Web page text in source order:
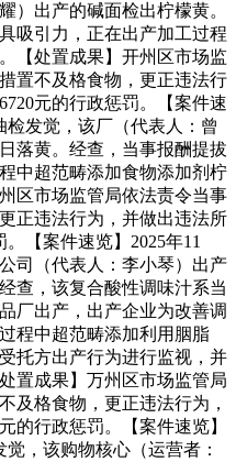
）出产的碱面检出柠檬黄。
吸引力，正在出产加工过程
【处置成果】开州区市场监
置不及格食物，更正违法行
元的行政惩罚。【案件速
检发觉，该厂（代表人：曾
落黄。经查，当事报酬提拔
中超范畴添加食物添加剂柠
区市场监管局依法责令当事
正违法行为，并做出违法所
【案件速览】2025年11
司（代表人：李小琴）出产
查，该复合酸性调味汁系当
厂出产，出产企业为改善调
程中超范畴添加利用胭脂
托方出产行为进行监视，并
置成果】万州区市场监管局
及格食物，更正违法行为，
的行政惩罚。【案件速览】
，该购物核心（运营者：